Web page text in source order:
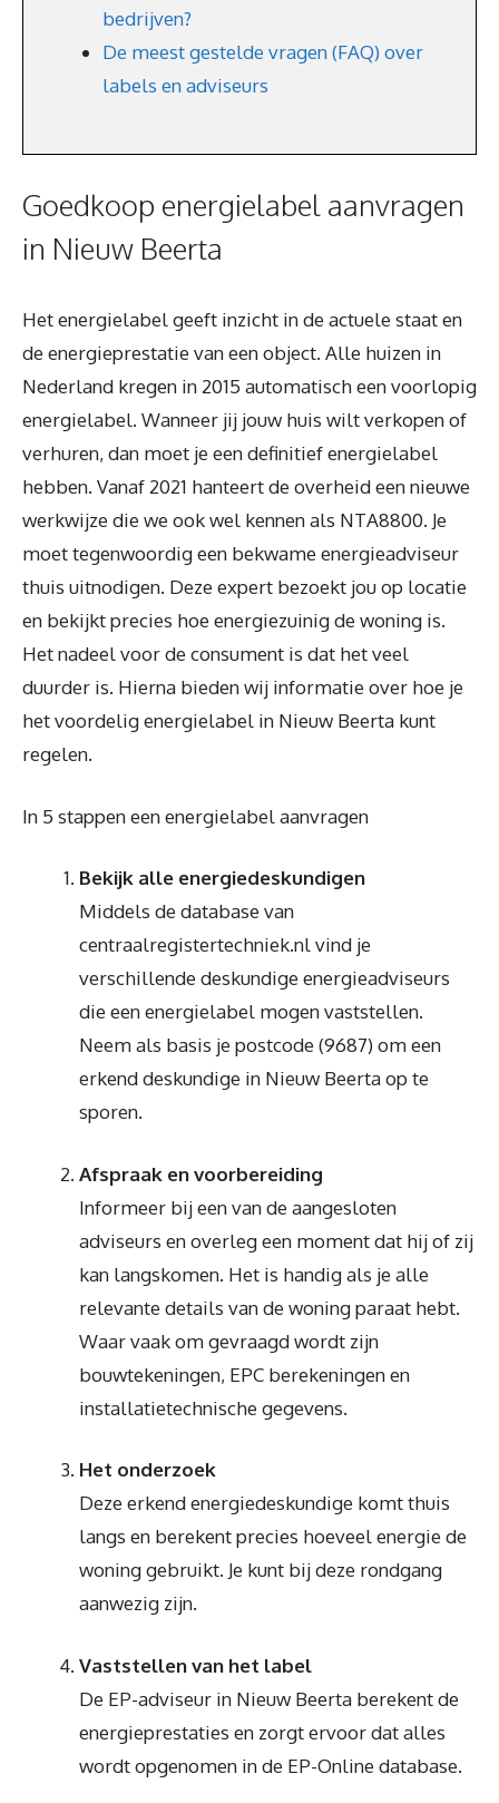
bedrijven?
De meest gestelde vragen (FAQ) over
labels en adviseurs
Goedkoop energielabel aanvragen
in Nieuw Beerta
Het energielabel geeft inzicht in de actuele staat en
de energieprestatie van een object. Alle huizen in
Nederland kregen in 2015 automatisch een voorlopig
energielabel. Wanneer jij jouw huis wilt verkopen of
verhuren, dan moet je een definitief energielabel
hebben. Vanaf 2021 hanteert de overheid een nieuwe
werkwijze die we ook wel kennen als NTA8800. Je
moet tegenwoordig een bekwame energieadviseur
thuis uitnodigen. Deze expert bezoekt jou op locatie
en bekijkt precies hoe energiezuinig de woning is.
Het nadeel voor de consument is dat het veel
duurder is. Hierna bieden wij informatie over hoe je
het voordelig energielabel in Nieuw Beerta kunt
regelen.
In 5 stappen een energielabel aanvragen
Bekijk alle energiedeskundigen
Middels de database van
centraalregistertechniek.nl vind je
verschillende deskundige energieadviseurs
die een energielabel mogen vaststellen.
Neem als basis je postcode (9687) om een
erkend deskundige in Nieuw Beerta op te
sporen.
Afspraak en voorbereiding
Informeer bij een van de aangesloten
adviseurs en overleg een moment dat hij of zij
kan langskomen. Het is handig als je alle
relevante details van de woning paraat hebt.
Waar vaak om gevraagd wordt zijn
bouwtekeningen, EPC berekeningen en
installatietechnische gegevens.
Het onderzoek
Deze erkend energiedeskundige komt thuis
langs en berekent precies hoeveel energie de
woning gebruikt. Je kunt bij deze rondgang
aanwezig zijn.
Vaststellen van het label
De EP-adviseur in Nieuw Beerta berekent de
energieprestaties en zorgt ervoor dat alles
wordt opgenomen in de EP-Online database.